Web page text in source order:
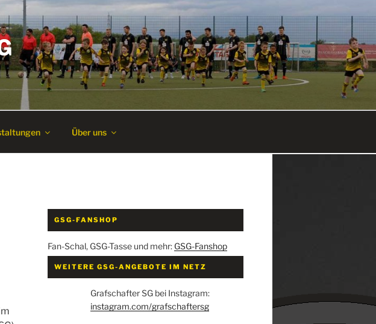
Über uns
GSG-FANSHOP
Fan-Schal, GSG-Tasse und mehr: GSG-Fanshop
WEITERE GSG-ANGEBOTE IM NETZ
Grafschafter SG bei Instagram:
instagram.com/grafschaftersg